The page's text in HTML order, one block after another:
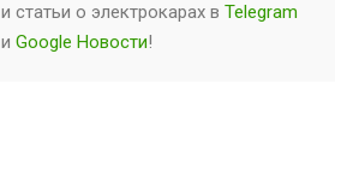
и статьи о электрокарах в Telegram
и Google Новости!